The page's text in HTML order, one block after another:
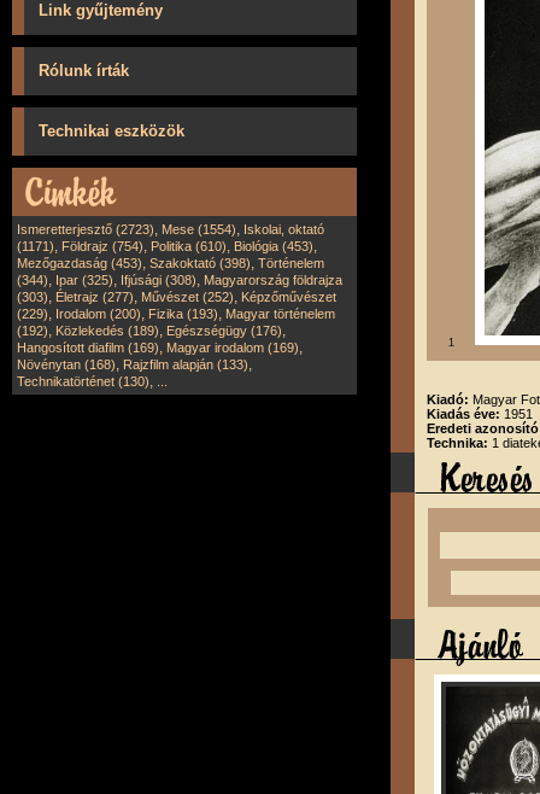
Link gyűjtemény
Rólunk írták
Technikai eszközök
Ismeretterjesztő (2723), Mese (1554), Iskolai, oktató
(1171), Földrajz (754), Politika (610), Biológia (453),
Mezőgazdaság (453), Szakoktató (398), Történelem
(344), Ipar (325), Ifjúsági (308), Magyarország földrajza
(303), Életrajz (277), Művészet (252), Képzőművészet
(229), Irodalom (200), Fizika (193), Magyar történelem
(192), Közlekedés (189), Egészségügy (176),
Hangosított diafilm (169), Magyar irodalom (169),
Növénytan (168), Rajzfilm alapján (133),
Technikatörténet (130),
1
Kiadó: Magyar
Kiadás éve: 1951
Eredeti
Technika: 1